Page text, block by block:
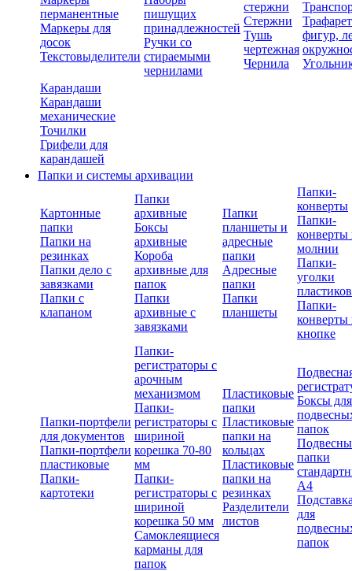
перманентные
Маркеры для
досок
Текстовыделители
пишущих
принадлежностей
Ручки со
стираемыми
чернилами
стержни
Стержни
Тушь
чертежная
Чернила
фигур,
Карандаши
Карандаши
механические
Точилки
Грифели для
карандашей
Папки и системы архивации
Картонные
папки
Папки на
резинках
Папки дело с
завязками
Папки с
клапаном
Папки
архивные
Боксы
архивные
Короба
архивные для
папок
Папки
архивные с
завязками
Папки
планшеты и
адресные
папки
Адресные
папки
Папки
планшеты
Папки-
конверты
Папки-
конверты
молнии
Папки-
уголки
Папки-
конверты
кнопке
Папки-портфели
для документов
Папки-портфели
пластиковые
Папки-
картотеки
Папки-
регистраторы с
арочным
механизмом
Папки-
регистраторы с
шириной
корешка 70-80
мм
Папки-
регистраторы с
шириной
корешка 50 мм
Самоклеящиеся
карманы для
папок
Пластиковые
папки
Пластиковые
папки на
кольцах
Пластиковые
папки на
резинках
Разделители
листов
Боксы для
папок
папки
А4
для
папок